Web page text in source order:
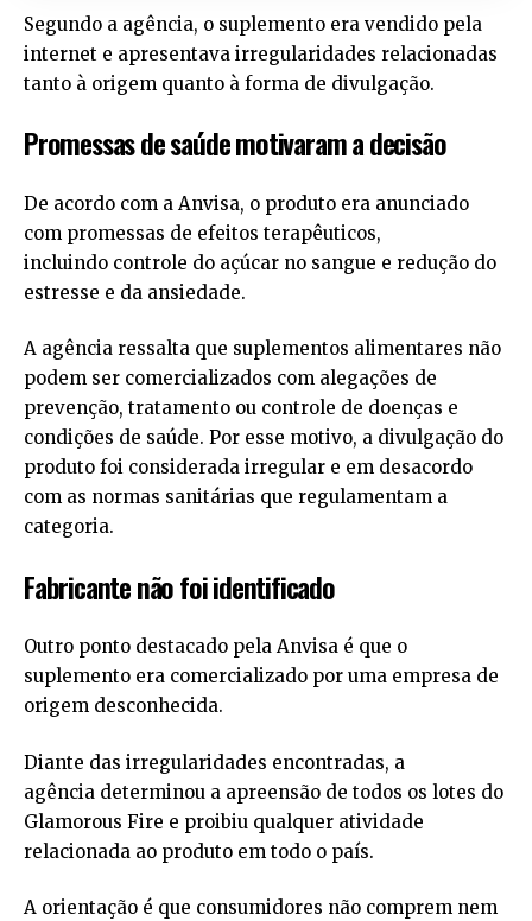
Segundo a agência, o suplemento era vendido pela
internet e apresentava irregularidades relacionadas
tanto à origem quanto à forma de divulgação.
Promessas de saúde motivaram a decisão
De acordo com a Anvisa, o produto era anunciado
com promessas de efeitos terapêuticos,
incluindo controle do açúcar no sangue e redução do
estresse e da ansiedade.
A agência ressalta que suplementos alimentares não
podem ser comercializados com alegações de
prevenção, tratamento ou controle de doenças e
condições de saúde. Por esse motivo, a divulgação do
produto foi considerada irregular e em desacordo
com as normas sanitárias que regulamentam a
categoria.
Fabricante não foi identificado
Outro ponto destacado pela Anvisa é que o
suplemento era comercializado por uma empresa de
origem desconhecida.
Diante das irregularidades encontradas, a
agência determinou a apreensão de todos os lotes do
Glamorous Fire e proibiu qualquer atividade
relacionada ao produto em todo o país.
A orientação é que consumidores não comprem nem